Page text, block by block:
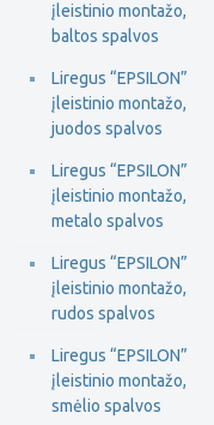
įleistinio montažo,
baltos spalvos
Liregus “EPSILON”
įleistinio montažo,
juodos spalvos
Liregus “EPSILON”
įleistinio montažo,
metalo spalvos
Liregus “EPSILON”
įleistinio montažo,
rudos spalvos
Liregus “EPSILON”
įleistinio montažo,
smėlio spalvos